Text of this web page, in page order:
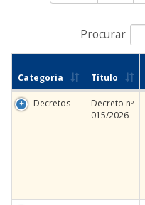
Procurar
Categoria Título
Decretos
Decreto nº
015/2026